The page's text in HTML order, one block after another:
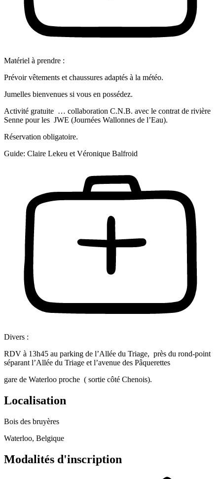
Matériel à prendre :
Prévoir vêtements et chaussures adaptés à la météo.
Jumelles bienvenues si vous en possédez.
Activité gratuite … collaboration C.N.B. avec le contrat de rivière
Senne pour les JWE (Journées Wallonnes de l’Eau).
Réservation obligatoire.
Guide: Claire Lekeu et Véronique Balfroid
Divers :
RDV à 13h45 au parking de l’Allée du Triage, près du rond-point
séparant l’Allée du Triage et l’avenue des Pâquerettes
gare de Waterloo proche ( sortie côté Chenois).
Localisation
Bois des bruyères
Waterloo, Belgique
Modalités d'inscription